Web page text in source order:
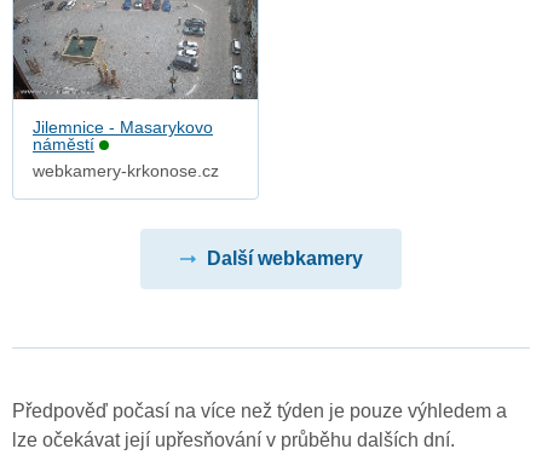
Jilemnice - Masarykovo
náměstí
webkamery-krkonose.cz
Další webkamery
Předpověď počasí na více než týden je pouze výhledem a
lze očekávat její upřesňování v průběhu dalších dní.